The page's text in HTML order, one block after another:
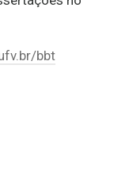
bbt